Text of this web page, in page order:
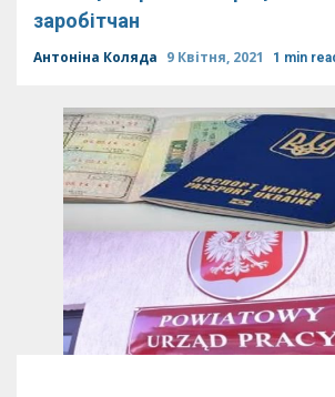
заробітчан
Антоніна Коляда 9 Квітня, 2021 1 min